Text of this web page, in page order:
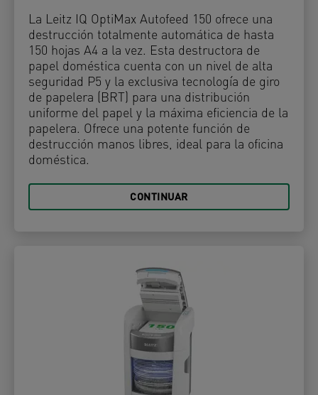
La Leitz IQ OptiMax Autofeed 150 ofrece una
destrucción totalmente automática de hasta
150 hojas A4 a la vez. Esta destructora de
papel doméstica cuenta con un nivel de alta
seguridad P5 y la exclusiva tecnología de giro
de papelera (BRT) para una distribución
uniforme del papel y la máxima eficiencia de la
papelera. Ofrece una potente función de
destrucción manos libres, ideal para la oficina
doméstica.
CONTINUAR